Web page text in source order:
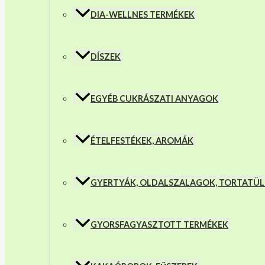
DIA-WELLNES TERMÉKEK
DÍSZEK
EGYÉB CUKRÁSZATI ANYAGOK
ÉTELFESTÉKEK, AROMÁK
GYERTYÁK, OLDALSZALAGOK,
GYORSFAGYASZTOTT TERMÉKEK